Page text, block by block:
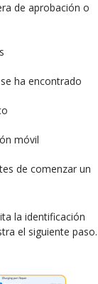
de aprobación o
ha encontrado
móvil
de comenzar un
la identificación
el siguiente paso.